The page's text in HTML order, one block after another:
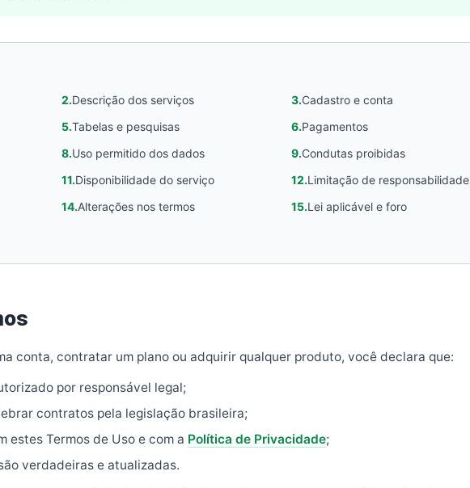
2.Descrição dos serviços 3.Cadastro e conta
5.Tabelas e pesquisas 6.Pagamentos
8.Uso permitido dos dados 9.Condutas proibidas
11.Disponibilidade do serviço 12.Limitação de responsabilidade
14.Alterações nos termos 15.Lei aplicável e foro
conta, contratar um plano ou adquirir qualquer produto, você declara que:
por responsável legal;
contratos pela legislação brasileira;
estes Termos de Uso e com a Política de Privacidade;
verdadeiras e atualizadas.